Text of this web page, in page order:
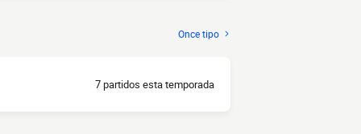
Once tipo
7 partidos esta temporada